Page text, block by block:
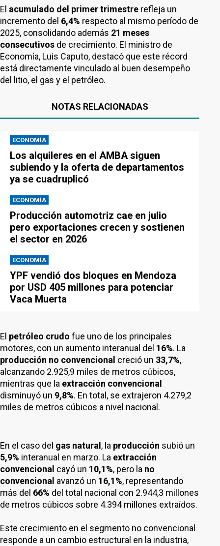
El acumulado del primer trimestre refleja un
incremento del 6,4% respecto al mismo período de
2025, consolidando además 21 meses
consecutivos de crecimiento. El ministro de
Economía, Luis Caputo, destacó que este récord
está directamente vinculado al buen desempeño
del litio, el gas y el petróleo.
NOTAS RELACIONADAS
ECONOMÍA
Los alquileres en el AMBA siguen
subiendo y la oferta de departamentos
ya se cuadruplicó
ECONOMÍA
Producción automotriz cae en julio
pero exportaciones crecen y sostienen
el sector en 2026
ECONOMÍA
YPF vendió dos bloques en Mendoza
por USD 405 millones para potenciar
Vaca Muerta
El petróleo crudo fue uno de los principales
motores, con un aumento interanual del 16%. La
producción no convencional creció un 33,7%,
alcanzando 2.925,9 miles de metros cúbicos,
mientras que la extracción convencional
disminuyó un 9,8%. En total, se extrajeron 4.279,2
miles de metros cúbicos a nivel nacional.
En el caso del gas natural , la producción subió un
5,9% interanual en marzo. La extracción
convencional cayó un 10,1%, pero la no
convencional avanzó un 16,1%, representando
más del 66% del total nacional con 2.944,3 millones
de metros cúbicos sobre 4.394 millones extraídos.
Este crecimiento en el segmento no convencional
responde a un cambio estructural en la industria,